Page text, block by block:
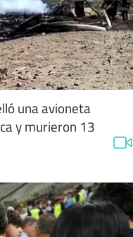
una avioneta
y murieron 13